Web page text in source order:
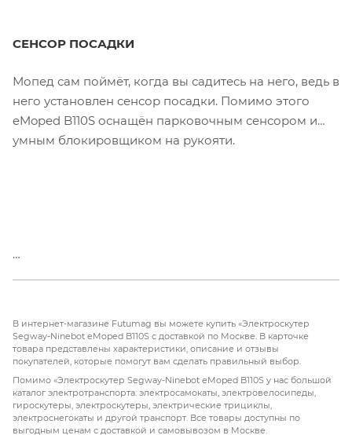
СЕНСОР ПОСАДКИ
Мопед сам поймёт, когда вы садитесь на него, ведь в
него установлен сенсор посадки. Помимо этого
eMoped B110S оснащён парковочным сенсором и
умным блокировщиком на рукояти.
В интернет-магазине Futumag вы можете купить «Электроскутер
Segway-Ninebot eMoped B110S с доставкой по Москве. В карточке
товара представлены характеристики, описание и отзывы
покупателей, которые помогут вам сделать правильный выбор.
Помимо «Электроскутер Segway-Ninebot eMoped B110S у нас большой
каталог электротранспорта: электросамокаты, электровелосипеды,
гироскутеры, электроскутеры, электрические трициклы,
электроснегокаты и другой транспорт. Все товары доступны по
выгодным ценам с доставкой и самовывозом в Москве.